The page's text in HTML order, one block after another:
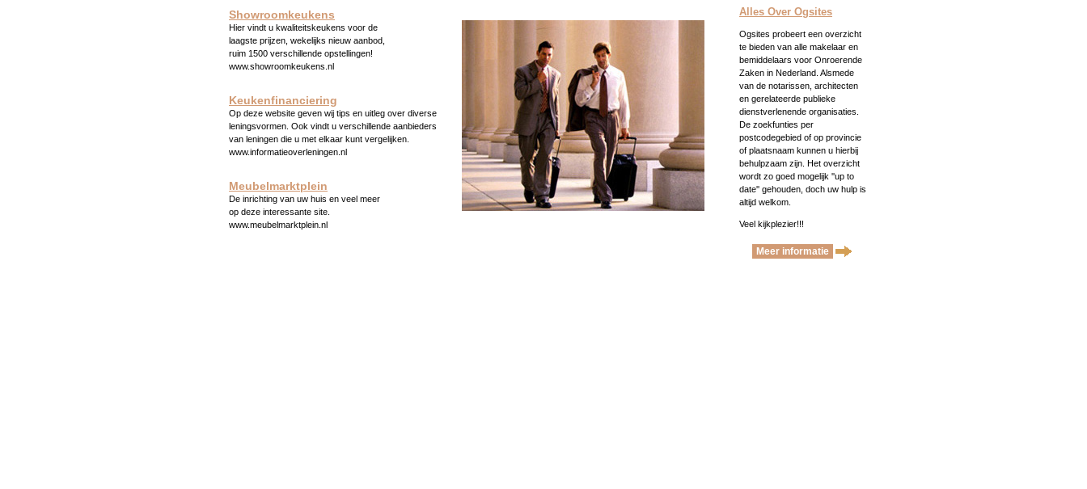
Showroomkeukens
Hier vindt u kwaliteitskeukens voor de
laagste prijzen, wekelijks nieuw aanbod,
ruim 1500 verschillende opstellingen!
www.showroomkeukens.nl
Keukenfinanciering
Op deze website geven wij tips en uitleg over diverse
leningsvormen. Ook vindt u verschillende aanbieders
van leningen die u met elkaar kunt vergelijken.
www.informatieoverleningen.nl
Meubelmarktplein
De inrichting van uw huis en veel meer
op deze interessante site.
www.meubelmarktplein.nl
Alles Over Ogsites
Ogsites probeert een overzicht
te bieden van alle makelaar en
bemiddelaars voor Onroerende
Zaken in Nederland. Alsmede
van de notarissen, architecten
en gerelateerde publieke
dienstverlenende organisaties.
De zoekfunties per
postcodegebied of op provincie
of plaatsnaam kunnen u hierbij
behulpzaam zijn. Het overzicht
wordt zo goed mogelijk ''up to
date'' gehouden, doch uw hulp is
altijd welkom.
Veel kijkplezier!!!
Meer informatie